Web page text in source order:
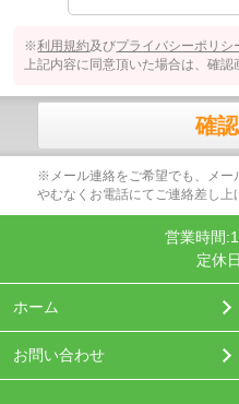
※利用規約及びプライバシーポリシ
上記内容に同意頂いた場合は、確認
確
※メール連絡をご希望でも、メー
やむなくお電話にてご連絡差し上
営業時間
定休
ホーム
お問い合わせ